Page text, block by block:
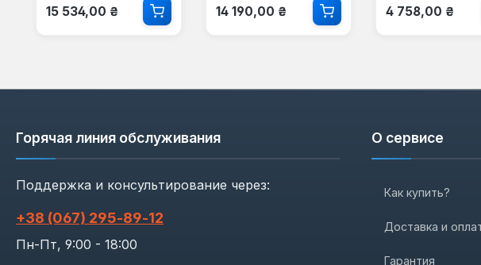
Обычная цена:
15 534,00 ₴ Обычная цена:
14 190,00 ₴ Обычная
4 758,00 ₴
Горячая линия обслуживания
Поддержка и консультирование через:
+38 (067) 295‑89‑12
Пн-Пт, 9:00 - 18:00
О сервисе
Как купить?
Доставка и
Гарантия